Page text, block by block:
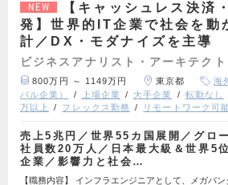
NEW
【キャッシュレス決済
発】世界的IT企業で社会を動
計／DX・モダナイズを主導
ビジネスアナリスト・アーキテクト
800万円 ～ 1149万円 東京都
海
バル企業）
上場企業 大手企業 転勤なし
万以上
フレックス勤務 リモートワーク可
売上5兆円／世界55カ国展開／グロ
社員数20万人／日本最大級＆世界5
企業／影響力と社会…
【職務内容】 インフラエンジニアとして、メガバ